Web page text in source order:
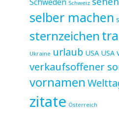
Schweiz
selber machen
sternzeichen
Ukraine urlaub USA USA
verkaufsoffener
vornamen
zitate Österreich